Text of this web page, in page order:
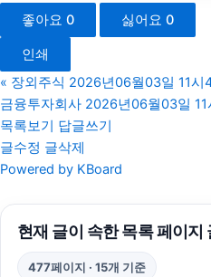
좋아요 0 싫어요 0
인쇄
« 장외주식 2026년06월03일 11시
금융투자회사 2026년06월03일
목록보기 답글쓰기
글수정 글삭제
Powered by KBoard
현재 글이 속한 목록 페이지
477페이지 · 15개 기준